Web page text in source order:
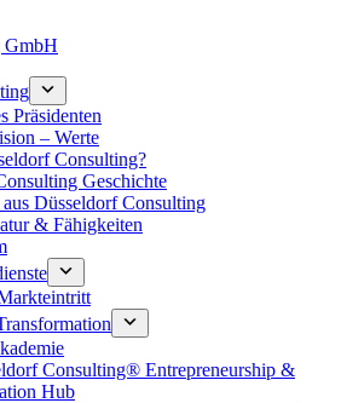
Präsidenten
– Werte
Consulting?
Geschichte
Düsseldorf Consulting
& Fähigkeiten
Consulting® Entrepreneurship &
Hub